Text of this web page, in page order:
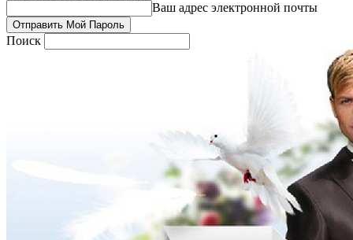
Ваш адрес электронной почты
Поиск